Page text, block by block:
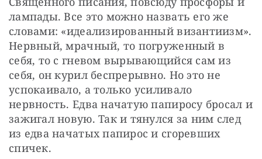
лампады. Все это можно назвать его же
словами: «идеализированный византиизм».
Нервный, мрачный, то погруженный в
себя, то с гневом вырывающийся сам из
себя, он курил беспрерывно. Но это не
успокаивало, а только усиливало
нервность. Едва начатую папиросу бросал и
зажигал новую. Так и тянулся за ним след
из едва начатых папирос и сгоревших
спичек.